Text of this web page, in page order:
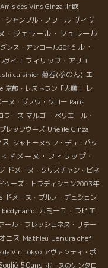
des Vins Ginza 北欧
シャンブル・ノワール ヴィヴ
・ジェラール・シュレール
ダンス・アンコール2016 ル・
グイユ フィリップ・アリエ
cuisinier 葡呑(ぶのん) エ
京都・レストラン「大鵬」
レ
ーヌ・ブノワ・クロー Paris
ワーズ マルゴー ペリエール・
レッシウーズ Une île Ginza
シャトーヌッフ・デュ・パッ
ドメーヌ・フィリップ・
ドメーヌ・クリスチャン・ビネ
ゥーズ・トラディション2003年
ドメーヌ・ブルノ・デュシェン
biodynamic カミーユ・ラピエ
ール・フレッシュネス・リテー
ニス Mathieu Uemura chef
de Vin Tokyo アヴァンティ・ポ
50ans ボーヌのケンタロ